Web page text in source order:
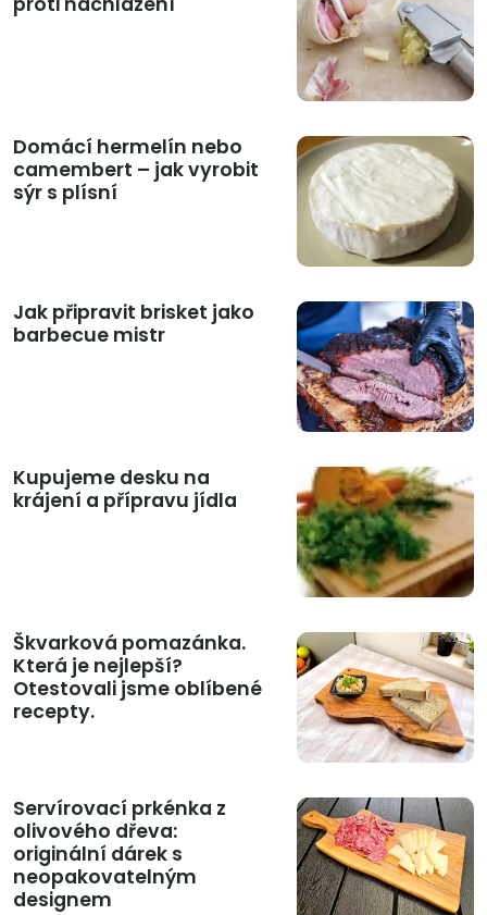
Domácí hermelín nebo
camembert – jak vyrobit
sýr s plísní
Jak připravit brisket jako
barbecue mistr
Kupujeme desku na
krájení a přípravu jídla
Škvarková pomazánka.
Která je nejlepší?
Otestovali jsme oblíbené
recepty.
Servírovací prkénka z
olivového dřeva:
originální dárek s
neopakovatelným
designem